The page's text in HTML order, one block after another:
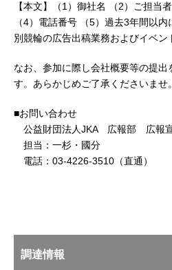
【本文】（1）御社名 （2）ご担当
（4）電話番号 （5）過去3年間以
別競輪の広告出稿業務およびイベン
なお、参加に際し会社概要等の提出
す。あらかじめご了承くださいませ。
■お問い合わせ
公益財団法人JKA 広報部 広報
担当：一杉・國分
電話：03-4226-3510（直通）
調達情報